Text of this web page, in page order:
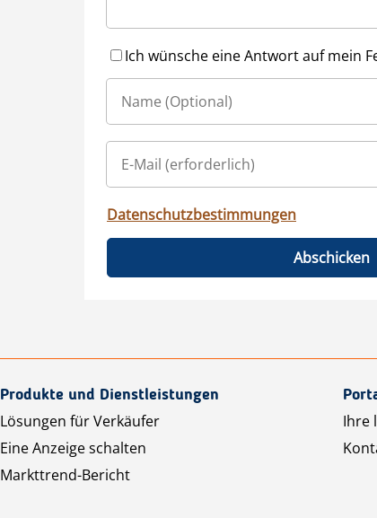
Ich wünsche eine Antwort auf mein
Datenschutzbestimmungen
Abschicken
Produkte und Dienstleistungen
Lösungen für Verkäufer
Eine Anzeige schalten
Markttrend-Bericht
Ihre